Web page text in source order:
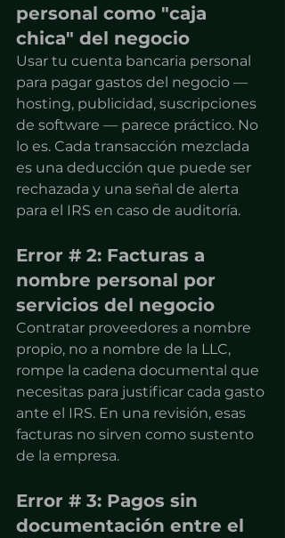
personal como "caja
chica" del negocio
Usar tu cuenta bancaria personal
para pagar gastos del negocio —
hosting, publicidad, suscripciones
de software — parece práctico. No
lo es. Cada transacción mezclada
es una deducción que puede ser
rechazada y una señal de alerta
para el IRS en caso de auditoría.
Error # 2: Facturas a
nombre personal por
servicios del negocio
Contratar proveedores a nombre
propio, no a nombre de la LLC,
rompe la cadena documental que
necesitas para justificar cada gasto
ante el IRS. En una revisión, esas
facturas no sirven como sustento
de la empresa.
Error # 3: Pagos sin
documentación entre el